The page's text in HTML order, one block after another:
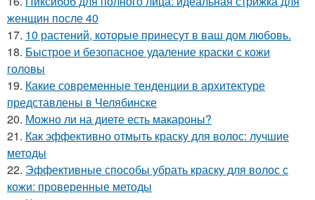
женщин после 40
17. 10 растений, которые принесут в ваш дом любовь.
18. Быстрое и безопасное удаление краски с кожи
головы
19. Какие современные тенденции в архитектуре
представлены в Челябинске
20. Можно ли на диете есть макароны?
21. Как эффективно отмыть краску для волос: лучшие
методы
22. Эффективные способы убрать краску для волос с
кожи: проверенные методы